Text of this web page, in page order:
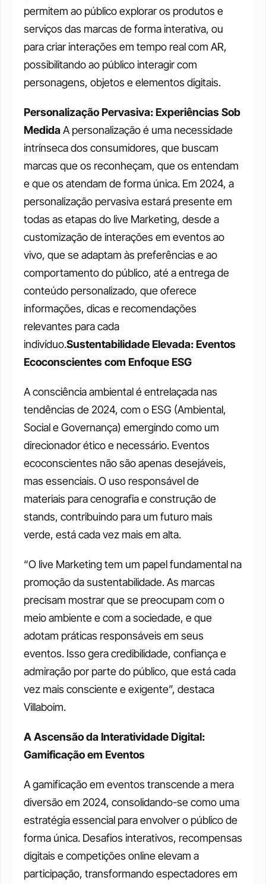
permitem ao público explorar os produtos e
serviços das marcas de forma interativa, ou
para criar interações em tempo real com AR,
possibilitando ao público interagir com
personagens, objetos e elementos digitais.
Personalização Pervasiva: Experiências Sob
Medida A personalização é uma necessidade
intrínseca dos consumidores, que buscam
marcas que os reconheçam, que os entendam
e que os atendam de forma única. Em 2024, a
personalização pervasiva estará presente em
todas as etapas do live Marketing, desde a
customização de interações em eventos ao
vivo, que se adaptam às preferências e ao
comportamento do público, até a entrega de
conteúdo personalizado, que oferece
informações, dicas e recomendações
relevantes para cada
indivíduo.Sustentabilidade Elevada: Eventos
Ecoconscientes com Enfoque ESG
A consciência ambiental é entrelaçada nas
tendências de 2024, com o ESG (Ambiental,
Social e Governança) emergindo como um
direcionador ético e necessário. Eventos
ecoconscientes não são apenas desejáveis,
mas essenciais. O uso responsável de
materiais para cenografia e construção de
stands, contribuindo para um futuro mais
verde, está cada vez mais em alta.
“O live Marketing tem um papel fundamental na
promoção da sustentabilidade. As marcas
precisam mostrar que se preocupam com o
meio ambiente e com a sociedade, e que
adotam práticas responsáveis em seus
eventos. Isso gera credibilidade, confiança e
admiração por parte do público, que está cada
vez mais consciente e exigente”, destaca
Villaboim.
A Ascensão da Interatividade Digital:
Gamificação em Eventos
A gamificação em eventos transcende a mera
diversão em 2024, consolidando-se como uma
estratégia essencial para envolver o público de
forma única. Desafios interativos, recompensas
digitais e competições online elevam a
participação, transformando espectadores em